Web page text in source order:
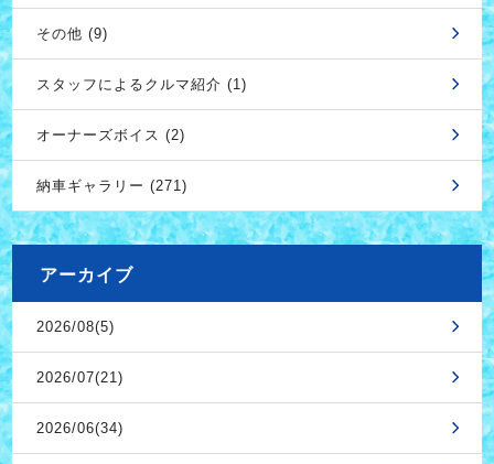
その他 (9)
スタッフによるクルマ紹介 (1)
オーナーズボイス (2)
納車ギャラリー (271)
アーカイブ
2026/08(5)
2026/07(21)
2026/06(34)